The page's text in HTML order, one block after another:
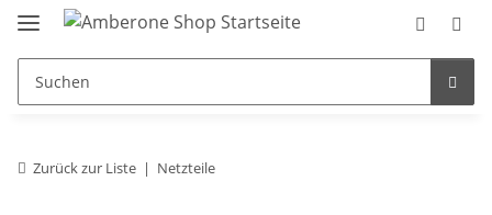
Zurück zur Liste Netzteile